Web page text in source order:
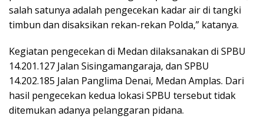
salah satunya adalah pengecekan kadar air di tangki
timbun dan disaksikan rekan-rekan Polda,” katanya.
Kegiatan pengecekan di Medan dilaksanakan di SPBU
14.201.127 Jalan Sisingamangaraja, dan SPBU
14.202.185 Jalan Panglima Denai, Medan Amplas. Dari
hasil pengecekan kedua lokasi SPBU tersebut tidak
ditemukan adanya pelanggaran pidana.